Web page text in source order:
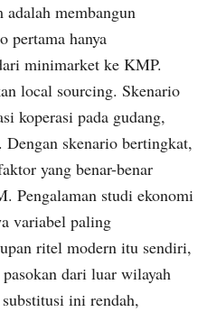
adalah membangun
pertama hanya
minimarket ke KMP.
local sourcing. Skenario
koperasi pada gudang,
skenario bertingkat,
yang benar-benar
Pengalaman studi ekonomi
variabel paling
ritel modern itu sendiri,
dari luar wilayah
ini rendah,